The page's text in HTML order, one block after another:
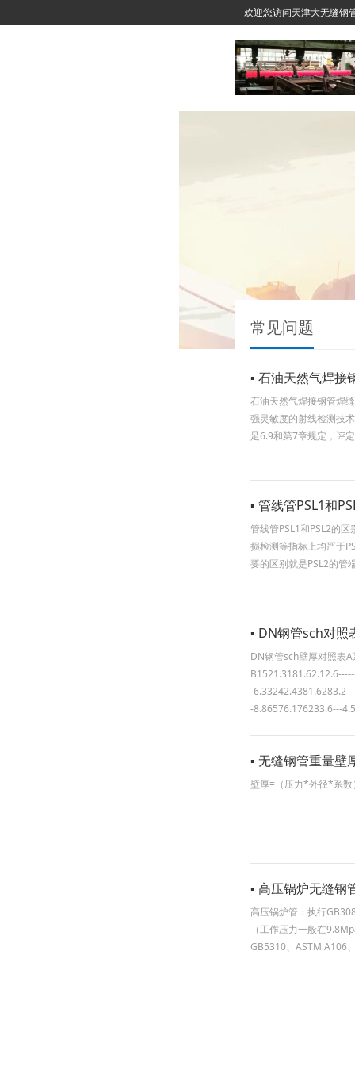
欢迎您访问天津大无缝钢
常见问题
▪ 石油天然气焊接
石油天然气焊接钢管焊
强灵敏度的射线检测技
足6.9和第7章规定，评
▪ ​管线管PSL1和
管线管PSL1和PSL2的
损检测等指标上均严于
要的区别就是PSL2的管
▪ DN钢管sch对照
DN钢管sch壁厚对照表
-
-8.86576.176233.6---
▪ 无缝钢管重量壁
壁厚=（压力*外径*系
▪ 高压锅炉无缝钢
高压锅炉管：执行
（工作压力一般在
GB5310、ASTM A106